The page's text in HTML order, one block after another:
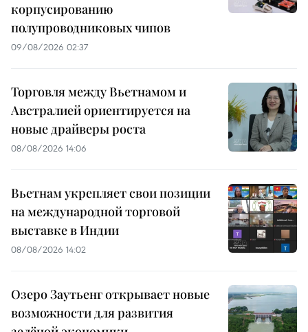
корпусированию
полупроводниковых чипов
09/08/2026 02:37
Торговля между Вьетнамом и
Австралией ориентируется на
новые драйверы роста
08/08/2026 14:06
Вьетнам укрепляет свои позиции
на международной торговой
выставке в Индии
08/08/2026 14:02
Озеро Заутьенг открывает новые
возможности для развития